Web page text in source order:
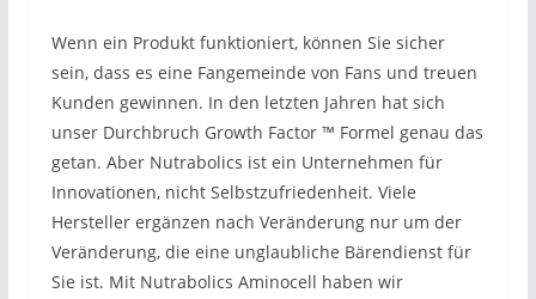
Wenn ein Produkt funktioniert, können Sie sicher
sein, dass es eine Fangemeinde von Fans und treuen
Kunden gewinnen. In den letzten Jahren hat sich
unser Durchbruch Growth Factor ™ Formel genau das
getan. Aber Nutrabolics ist ein Unternehmen für
Innovationen, nicht Selbstzufriedenheit. Viele
Hersteller ergänzen nach Veränderung nur um der
Veränderung, die eine unglaubliche Bärendienst für
Sie ist. Mit Nutrabolics Aminocell haben wir